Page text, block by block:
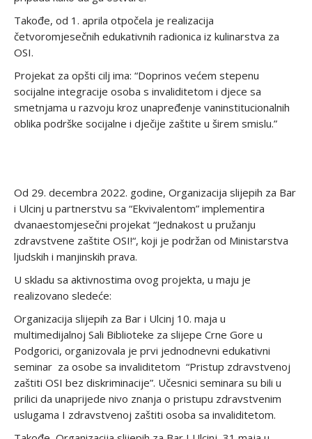
Takođe, od 1. aprila otpočela je realizacija
četvoromjesečnih edukativnih radionica iz kulinarstva za
OSI.
Projekat za opšti cilj ima: “Doprinos većem stepenu
socijalne integracije osoba s invaliditetom i djece sa
smetnjama u razvoju kroz unapređenje vaninstitucionalnih
oblika podrške socijalne i dječije zaštite u širem smislu.”
Od 29. decembra 2022. godine, Organizacija slijepih za Bar
i Ulcinj u partnerstvu sa “Ekvivalentom” implementira
dvanaestomjesečni projekat “Jednakost u pružanju
zdravstvene zaštite OSI!“, koji je podržan od Ministarstva
ljudskih i manjinskih prava.
U skladu sa aktivnostima ovog projekta, u maju je
realizovano sledeće:
Organizacija slijepih za Bar i Ulcinj 10. maja u
multimedijalnoj Sali Biblioteke za slijepe Crne Gore u
Podgorici, organizovala je prvi jednodnevni edukativni
seminar za osobe sa invaliditetom “Pristup zdravstvenoj
zaštiti OSI bez diskriminacije”. Učesnici seminara su bili u
prilici da unaprijede nivo znanja o pristupu zdravstvenim
uslugama I zdravstvenoj zaštiti osoba sa invaliditetom.